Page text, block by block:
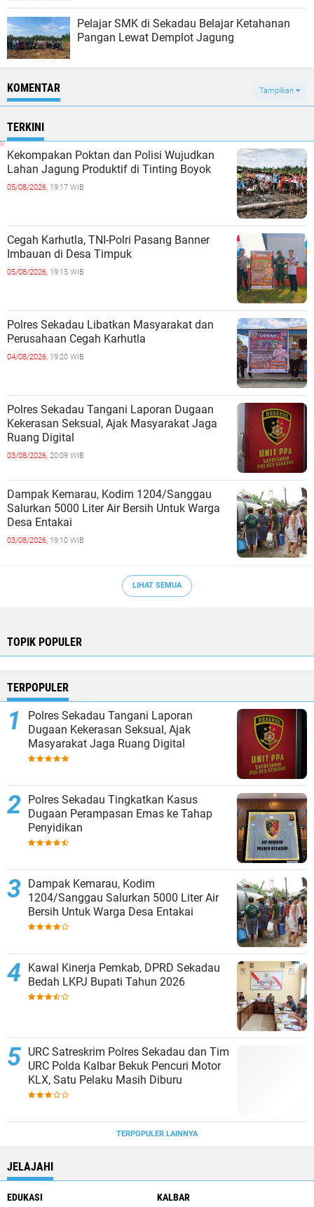
Pelajar SMK di Sekadau Belajar Ketahanan
Pangan Lewat Demplot Jagung
KOMENTAR Tampilkan
TERKINI
Kekompakan Poktan dan Polisi Wujudkan
Lahan Jagung Produktif di Tinting Boyok
05/08/2026, 19:17 WIB
Cegah Karhutla, TNI-Polri Pasang Banner
Imbauan di Desa Timpuk
05/08/2026, 19:15 WIB
Polres Sekadau Libatkan Masyarakat dan
Perusahaan Cegah Karhutla
04/08/2026, 19:20 WIB
Polres Sekadau Tangani Laporan Dugaan
Kekerasan Seksual, Ajak Masyarakat Jaga
Ruang Digital
03/08/2026, 20:09 WIB
Dampak Kemarau, Kodim 1204/Sanggau
Salurkan 5000 Liter Air Bersih Untuk Warga
Desa Entakai
03/08/2026, 19:10 WIB
LIHAT SEMUA
TOPIK POPULER
TERPOPULER
Polres Sekadau Tangani Laporan
Dugaan Kekerasan Seksual, Ajak
Masyarakat Jaga Ruang Digital
Polres Sekadau Tingkatkan Kasus
Dugaan Perampasan Emas ke Tahap
Penyidikan
Dampak Kemarau, Kodim
1204/Sanggau Salurkan 5000 Liter Air
Bersih Untuk Warga Desa Entakai
Kawal Kinerja Pemkab, DPRD Sekadau
Bedah LKPJ Bupati Tahun 2026
URC Satreskrim Polres Sekadau dan Tim
URC Polda Kalbar Bekuk Pencuri Motor
KLX, Satu Pelaku Masih Diburu
TERPOPULER LAINNYA
JELAJAHI
EDUKASI KALBAR